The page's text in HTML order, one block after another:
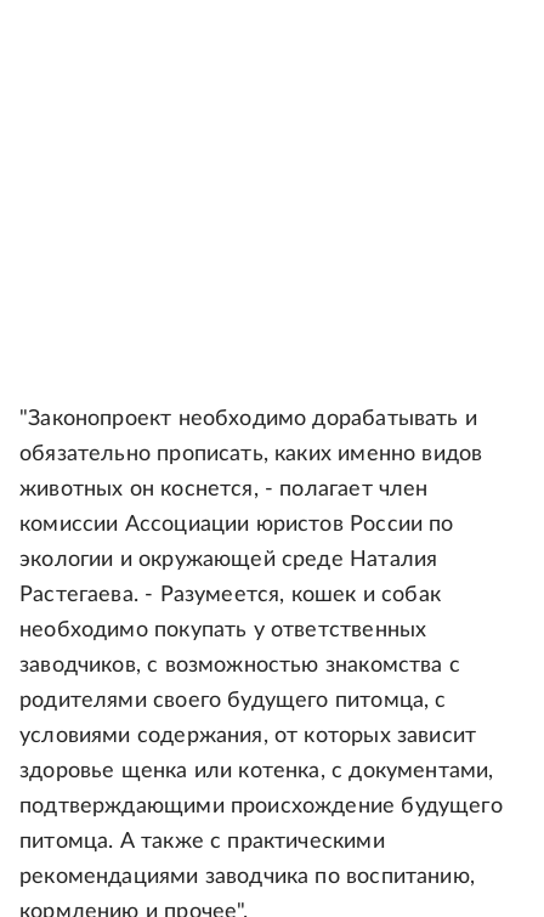
"Законопроект необходимо дорабатывать и
обязательно прописать, каких именно видов
животных он коснется, - полагает член
комиссии Ассоциации юристов России по
экологии и окружающей среде Наталия
Растегаева. - Разумеется, кошек и собак
необходимо покупать у ответственных
заводчиков, с возможностью знакомства с
родителями своего будущего питомца, с
условиями содержания, от которых зависит
здоровье щенка или котенка, с документами,
подтверждающими происхождение будущего
питомца. А также с практическими
рекомендациями заводчика по воспитанию,
кормлению и прочее".